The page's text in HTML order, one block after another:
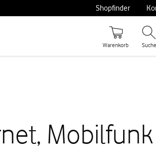
Shopfinder
Warenkorb Suche
Mobilfunk